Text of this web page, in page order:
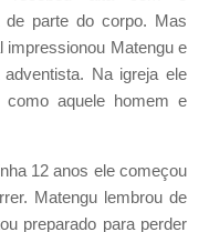
de parte do corpo. Mas
impressionou Matengu e
Na igreja ele
como aquele homem e
12 anos ele começou
Matengu lembrou de
preparado para perder